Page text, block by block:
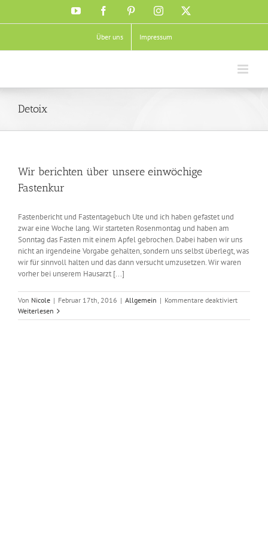
YouTube FacebookPinterestInstagram
Über uns Impressum
Detoix
Wir berichten über unsere einwöchige
Fastenkur
Fastenbericht und Fastentagebuch Ute und ich haben gefastet und
zwar eine Woche lang. Wir starteten Rosenmontag und haben am
Sonntag das Fasten mit einem Apfel gebrochen. Dabei haben wir uns
nicht an irgendeine Vorgabe gehalten, sondern uns selbst überlegt, was
wir für sinnvoll halten und das dann versucht umzusetzen. Wir waren
vorher bei unserem Hausarzt [...]
Von Nicole | Februar 17th, 2016 | Allgemein | Kommentare deaktiviertfür
berichten
Weiterlesen